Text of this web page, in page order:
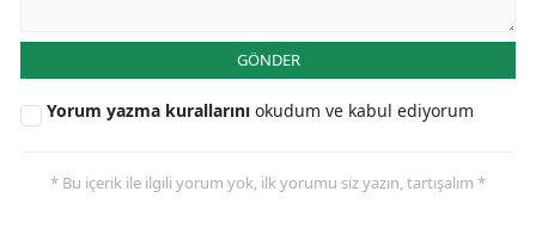
GÖNDER
Yorum yazma kurallarını okudum ve kabul ediyorum
* Bu içerik ile ilgili yorum yok, ilk yorumu siz yazın, tartışalım *